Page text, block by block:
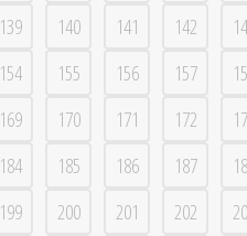
139 140 141 142
154 155 156 157
169 170 171 172
184 185 186 187
199 200 201 202